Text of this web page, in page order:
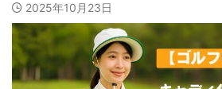
2025年10月23日